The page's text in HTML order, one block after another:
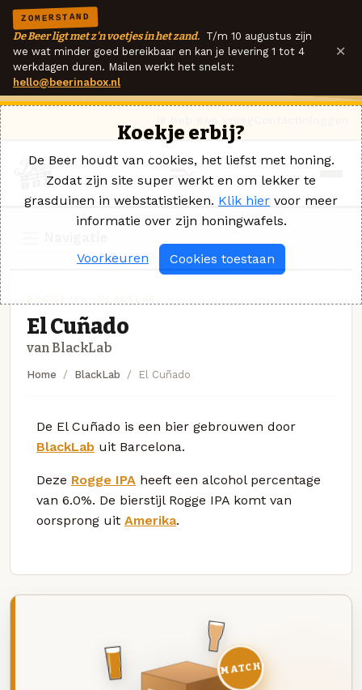
ZOMERSTAND
De Beer ligt met z'n voetjes in het zand. T/m 10 augustus zijn
we wat minder goed bereikbaar en kan je levering 1 tot 4
werkdagen duren. Mailen werkt het snelst:
hello@beerinabox.nl
×
El Cuñado
van BlackLab
Home BlackLab El Cuñado
De El Cuñado is een bier gebrouwen door
BlackLab uit Barcelona.
Deze Rogge IPA heeft een alcohol percentage
van 6.0%. De bierstijl Rogge IPA komt van
oorsprong uit Amerika.
MATCH
Koekje erbij?
De Beer houdt van cookies, het liefst met honing.
Zodat zijn site super werkt en om lekker te
grasduinen in webstatistieken. Klik hier voor meer
informatie over zijn honingwafels.
Voorkeuren Cookies toestaan